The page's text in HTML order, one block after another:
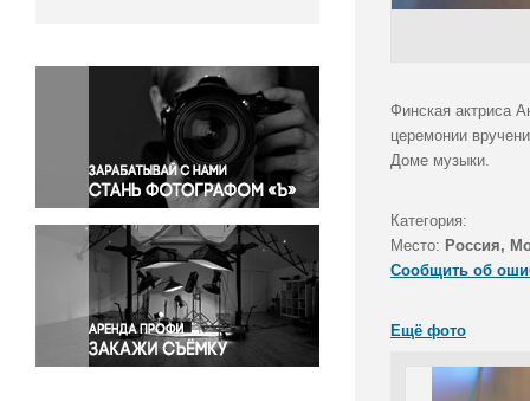
Окружающая среда
Политика
Правосудие
Происшествия и конфликты
Религия
Светская жизнь
Спорт
Экология
Экономика и бизнес
Финская актриса
церемонии
Доме музыки.
Категория:
Место: Россия,
Сообщить об
Ещё фото